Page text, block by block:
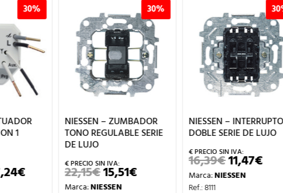
30%
1
€EL
PRECIO
30%
NIESSEN – ZUMBADOR
TONO REGULABLE SERIE
DE LUJO
22,15€EL
PRECIO
15,51€EL
PRECIO
Marca:NIESSEN
NIESSEN –
DOBLE SERIE DE LUJO
16,39€EL
PRECIO
ORIGINAL
11,47€EL
Marca:NIESSEN
Ref.: 8111